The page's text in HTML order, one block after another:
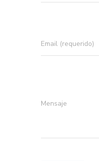
Email (requerido)
Mensaje